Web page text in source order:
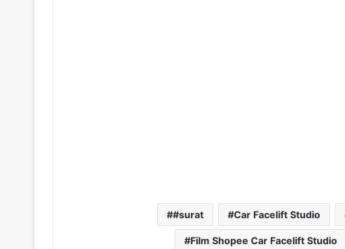
#surat Car Facelift Studio
Film Shopee Car Facelift Studio